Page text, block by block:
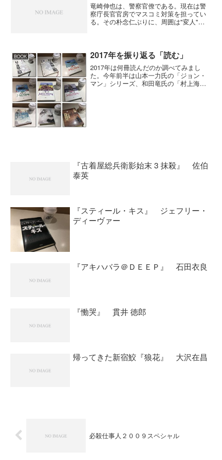
竜崎伸也は、警察官僚である。現在は警
察庁長官官房でマスコミ対策を担ってい
る。その朴念仁ぶりに、周囲は"変人"と
ているにすぎない、と。...
BOOK 2017年を振り返る「読む」
2017年は何冊読んだのか調べてみまし
た。今年前半は山本一力氏の「ジョン・
マン」シリーズ、和田竜氏の「村上海賊
『古着屋総兵衛影始末 3 抹殺』 佐伯
泰英
『スティール・キス』 ジェフリー・
ディーヴァー
『アキハバラ＠ＤＥＥＰ』 石田衣良
『慟哭』 貫井 徳郎
帰ってきた新宿鮫『狼花』 大沢在昌
必殺仕事人２００９スペシャル